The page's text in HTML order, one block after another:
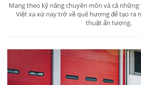
Mang theo kỹ năng chuyên môn và cả
Việt xa xứ nay trở về quê hương để tạo ra
thuật ấn tượng.